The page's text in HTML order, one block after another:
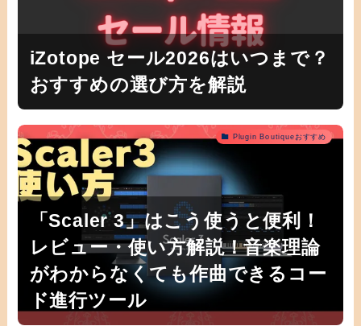
iZotope セール2026はいつまで？
おすすめの選び方を解説
Plugin Boutiqueおすすめ
「Scaler 3」はこう使うと便利！
レビュー・使い方解説！音楽理論
がわからなくても作曲できるコー
ド進行ツール